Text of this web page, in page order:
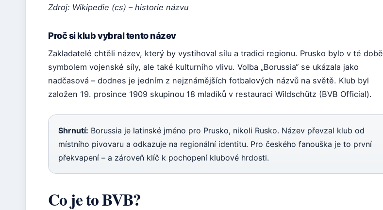
Zdroj: Wikipedie (cs) – historie názvu
Proč si klub vybral tento název
Zakladatelé chtěli název, který by vystihoval sílu a tradici regionu. Prusko bylo v té době
symbolem vojenské síly, ale také kulturního vlivu. Volba „Borussia“ se ukázala jako
nadčasová – dodnes je jedním z nejznámějších fotbalových názvů na světě. Klub byl
založen 19. prosince 1909 skupinou 18 mladíků v restauraci Wildschütz (BVB Official).
Shrnutí: Borussia je latinské jméno pro Prusko, nikoli Rusko. Název převzal klub od
místního pivovaru a odkazuje na regionální identitu. Pro českého fanouška je to první
překvapení – a zároveň klíč k pochopení klubové hrdosti.
Co je to BVB?